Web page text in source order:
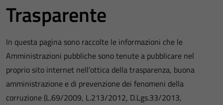
Trasparente
In questa pagina sono raccolte le informazioni che le
Amministrazioni pubbliche sono tenute a pubblicare nel
proprio sito internet nell’ottica della trasparenza, buona
amministrazione e di prevenzione dei fenomeni della
corruzione (L.69/2009, L.213/2012, D.Lgs.33/2013,